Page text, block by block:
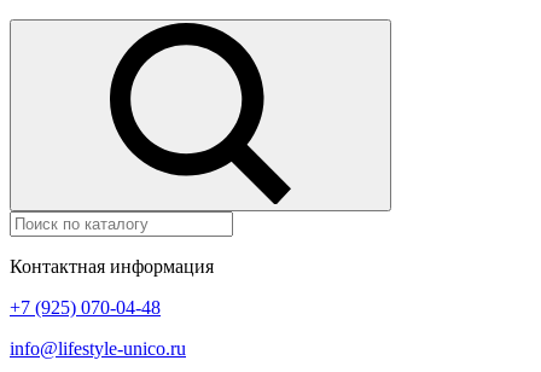
Контактная информация
+7 (925) 070-04-48
info@lifestyle-unico.ru